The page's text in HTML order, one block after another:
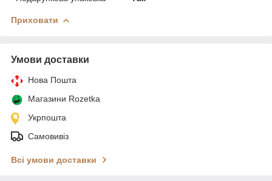
Приховати
Умови доставки
Нова Пошта
Магазини Rozetka
Укрпошта
Самовивіз
Всі умови доставки